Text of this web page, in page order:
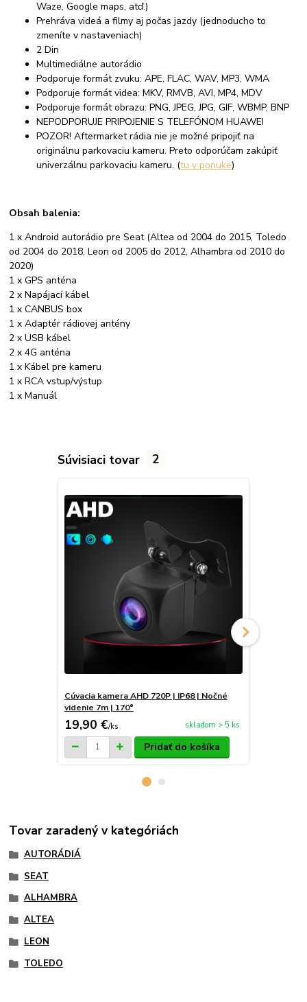
Waze, Google maps, atď.)
Prehráva videá a filmy aj počas jazdy (jednoducho to
zmeníte v nastaveniach)
2 Din
Multimediálne autorádio
Podporuje formát zvuku: APE, FLAC, WAV, MP3, WMA
Podporuje formát videa: MKV, RMVB, AVI, MP4, MDV
Podporuje formát obrazu: PNG, JPEG, JPG, GIF, WBMP, BNP
NEPODPORUJE PRIPOJENIE S TELEFÓNOM HUAWEI
POZOR! Aftermarket rádia nie je možné pripojiť na
originálnu parkovaciu kameru. Preto odporúčam zakúpiť
univerzálnu parkovaciu kameru. (tu v ponuke)
Obsah balenia:
1 x Android autorádio pre Seat (Altea od 2004 do 2015, Toledo
od 2004 do 2018, Leon od 2005 do 2012, Alhambra od 2010 do
2020)
1 x GPS anténa
2 x Napájací kábel
1 x CANBUS box
1 x Adaptér rádiovej antény
2 x USB kábel
2 x 4G anténa
1 x Kábel pre kameru
1 x RCA vstup/výstup
1 x Manuál
Súvisiaci tovar 2
Cúvacia kamera AHD 720P | IP68 | Nočné
videnie 7m | 170°
19,90 €/ks skladom > 5 ks
Pridať do košíka
Tovar zaradený v kategóriách
AUTORÁDIÁ
SEAT
ALHAMBRA
ALTEA
LEON
TOLEDO